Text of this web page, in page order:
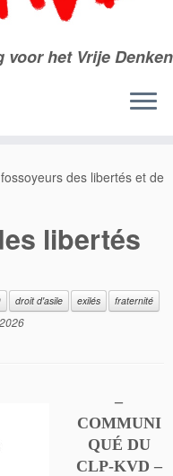
voor het Vrije Denken
des libertés et de
libertés
droit d'asile exilés
fraternité
–
COMMUNI
QUÉ DU
CLP-KVD –